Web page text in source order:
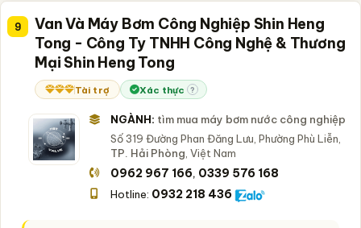
9
Van Và Máy Bơm Công Nghiệp Shin Heng
Tong - Công Ty TNHH Công Nghệ & Thương
Mại Shin Heng Tong
Tài trợ Xác thực ?
NGÀNH: tìm mua máy bơm nước công nghiệp
Số 319 Đường Phan Đăng Lưu, Phường Phù Liễn,
TP. Hải Phòng, Việt Nam
0962 967 166, 0339 576 168
Hotline: 0932 218 436